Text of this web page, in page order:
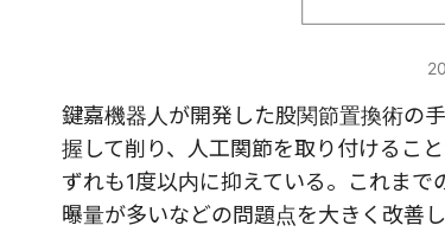
鍵嘉機器人が開発した股関節置換術の
握して削り、人工関節を取り付けるこ
ずれも1度以内に抑えている。これま
曝量が多いなどの問題点を大きく改善し